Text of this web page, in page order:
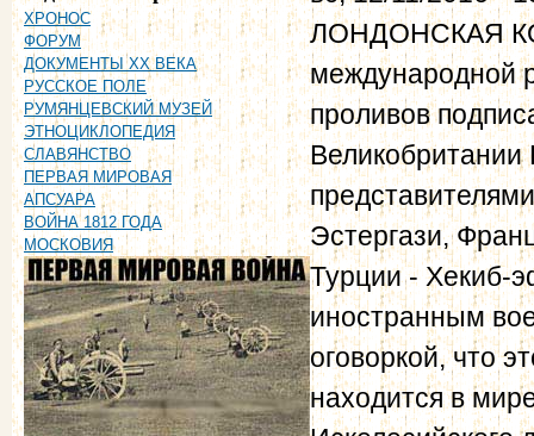
ХРОНОС
ФОРУМ
ДОКУМЕНТЫ XX ВЕКА
РУССКОЕ ПОЛЕ
РУМЯНЦЕВСКИЙ МУЗЕЙ
ЭТНОЦИКЛОПЕДИЯ
СЛАВЯНСТВО
ПЕРВАЯ МИРОВАЯ
АПСУАРА
ВОЙНА 1812 ГОДА
МОСКОВИЯ
ЛОНДОНСКАЯ
международной
проливов
Эстергази,
Турции - Хекиб-
иностранным
оговоркой, что
находится в